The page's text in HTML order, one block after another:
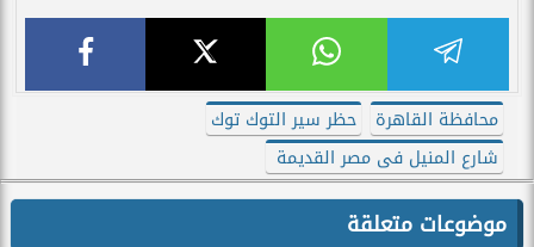
محافظة القاهرة
حظر سير التوك توك
شارع المنيل فى مصر القديمة
موضوعات متعلقة